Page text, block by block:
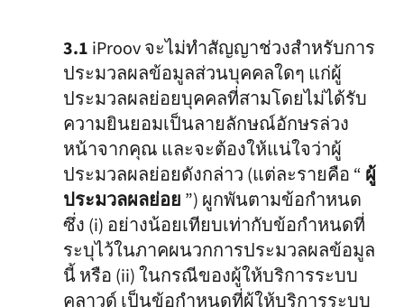
3.1 iProov จะไม่ทำสัญญาช่วงสำหรับการ
ประมวลผลข้อมูลส่วนบุคคลใดๆ แก่ผู้
ประมวลผลย่อยบุคคลที่สามโดยไม่ได้รับ
ความยินยอมเป็นลายลักษณ์อักษรล่วง
หน้าจากคุณ และจะต้องให้แน่ใจว่าผู้
ประมวลผลย่อยดังกล่าว (แต่ละรายคือ “ ผู้
ประมวลผลย่อย ”) ผูกพันตามข้อกำหนด
ซึ่ง (i) อย่างน้อยเทียบเท่ากับข้อกำหนดที่
ระบุไว้ในภาคผนวกการประมวลผลข้อมูล
นี้ หรือ (ii) ในกรณีของผู้ให้บริการระบบ
คลาวด์ เป็นข้อกำหนดที่ผู้ให้บริการระบบ